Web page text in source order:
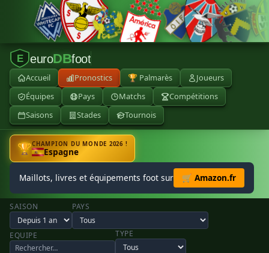
E euroDBfoot
Accueil Pronostics 🏆 Palmarès
Joueurs
Équipes
Pays Matchs
Compétitions
Saisons
Stades Tournois
🏆CHAMPION DU MONDE 2026 !
Espagne
Maillots, livres et équipements foot sur 🛒 Amazon.fr
SAISON PAYS
EQUIPE TYPE